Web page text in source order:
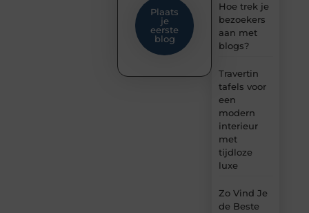
Hoe trek je
bezoekers
aan met
blogs?
Travertin
tafels voor
een
modern
interieur
met
tijdloze
luxe
Zo Vind Je
de Beste
Plaats
je
eerste
blog